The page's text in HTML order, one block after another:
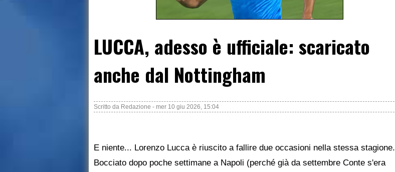
LUCCA, adesso è ufficiale: scaricato
anche dal Nottingham
Scritto da Redazione - mer 10 giu 2026, 15:04
E niente... Lorenzo Lucca è riuscito a fallire due occasioni nella stessa stagione.
Bocciato dopo poche settimane a Napoli (perché già da settembre Conte s'era